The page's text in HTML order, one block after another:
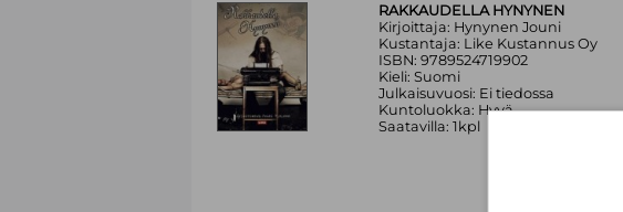
RAKKAUDELLA HYNYNEN
Kirjoittaja: Hynynen Jouni
Kustantaja: Like Kustannus Oy
ISBN: 9789524719902
Kieli: Suomi
Julkaisuvuosi: Ei tiedossa
Kuntoluokka: Hyvä
Saatavilla: 1kpl